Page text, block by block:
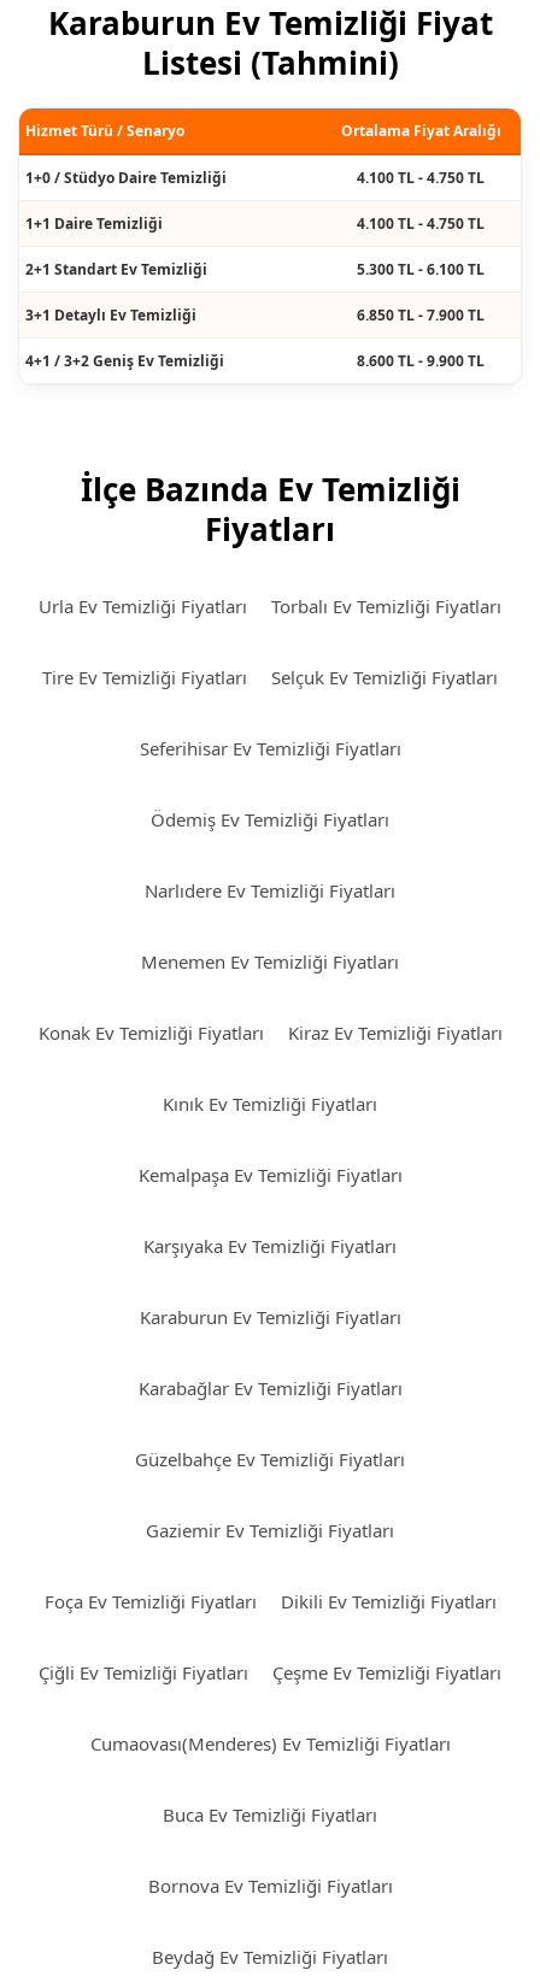
Karaburun Ev Temizliği Fiyat
Listesi (Tahmini)
Hizmet Türü / Senaryo Ortalama Fiyat Aralığı
1+0 / Stüdyo Daire Temizliği 4.100 TL - 4.750 TL
1+1 Daire Temizliği 4.100 TL - 4.750 TL
2+1 Standart Ev Temizliği 5.300 TL - 6.100 TL
3+1 Detaylı Ev Temizliği 6.850 TL - 7.900 TL
4+1 / 3+2 Geniş Ev Temizliği 8.600 TL - 9.900 TL
İlçe Bazında Ev Temizliği
Fiyatları
Urla Ev Temizliği Fiyatları Torbalı Ev Temizliği Fiyatları
Tire Ev Temizliği Fiyatları Selçuk Ev Temizliği Fiyatları
Seferihisar Ev Temizliği Fiyatları
Ödemiş Ev Temizliği Fiyatları
Narlıdere Ev Temizliği Fiyatları
Menemen Ev Temizliği Fiyatları
Konak Ev Temizliği Fiyatları Kiraz Ev Temizliği Fiyatları
Kınık Ev Temizliği Fiyatları
Kemalpaşa Ev Temizliği Fiyatları
Karşıyaka Ev Temizliği Fiyatları
Karaburun Ev Temizliği Fiyatları
Karabağlar Ev Temizliği Fiyatları
Güzelbahçe Ev Temizliği Fiyatları
Gaziemir Ev Temizliği Fiyatları
Foça Ev Temizliği Fiyatları Dikili Ev Temizliği Fiyatları
Çiğli Ev Temizliği Fiyatları Çeşme Ev Temizliği Fiyatları
Cumaovası(Menderes) Ev Temizliği Fiyatları
Buca Ev Temizliği Fiyatları
Bornova Ev Temizliği Fiyatları
Beydağ Ev Temizliği Fiyatları